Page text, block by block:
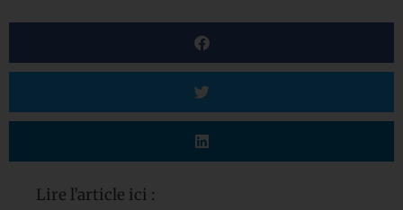
Lire l’article ici :